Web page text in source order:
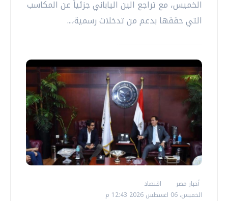
الخميس، مع تراجع الين الياباني جزئياً عن المكاسب
التي حققها بدعم من تدخلات رسمية،...
أخبار مصر
اقتصاد
الخميس، 06 اغسطس 2026 12:43 م